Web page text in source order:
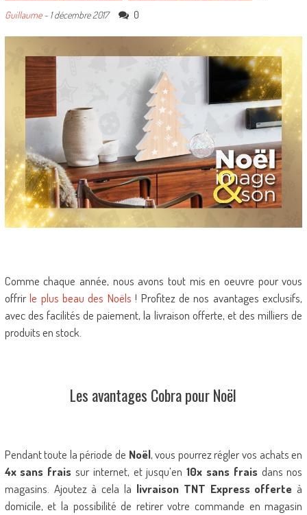
Guillaume- 1 décembre 2017 0
Comme chaque année, nous avons tout mis en oeuvre pour vous
offrirle plus beau des Noëls ! Profitez de nos avantages exclusifs,
avec des facilités de paiement, la livraison offerte, et des milliers de
produits en stock.
Les avantages Cobra pour Noël
Pendant toute la période de Noël, vous pourrez régler vos achats en
4x sans frais sur internet, et jusqu’en10x sans fraisdans nos
magasins. Ajoutez à cela la livraison TNT Express offerte à
domicile, et la possibilité de retirer votre commande en magasin